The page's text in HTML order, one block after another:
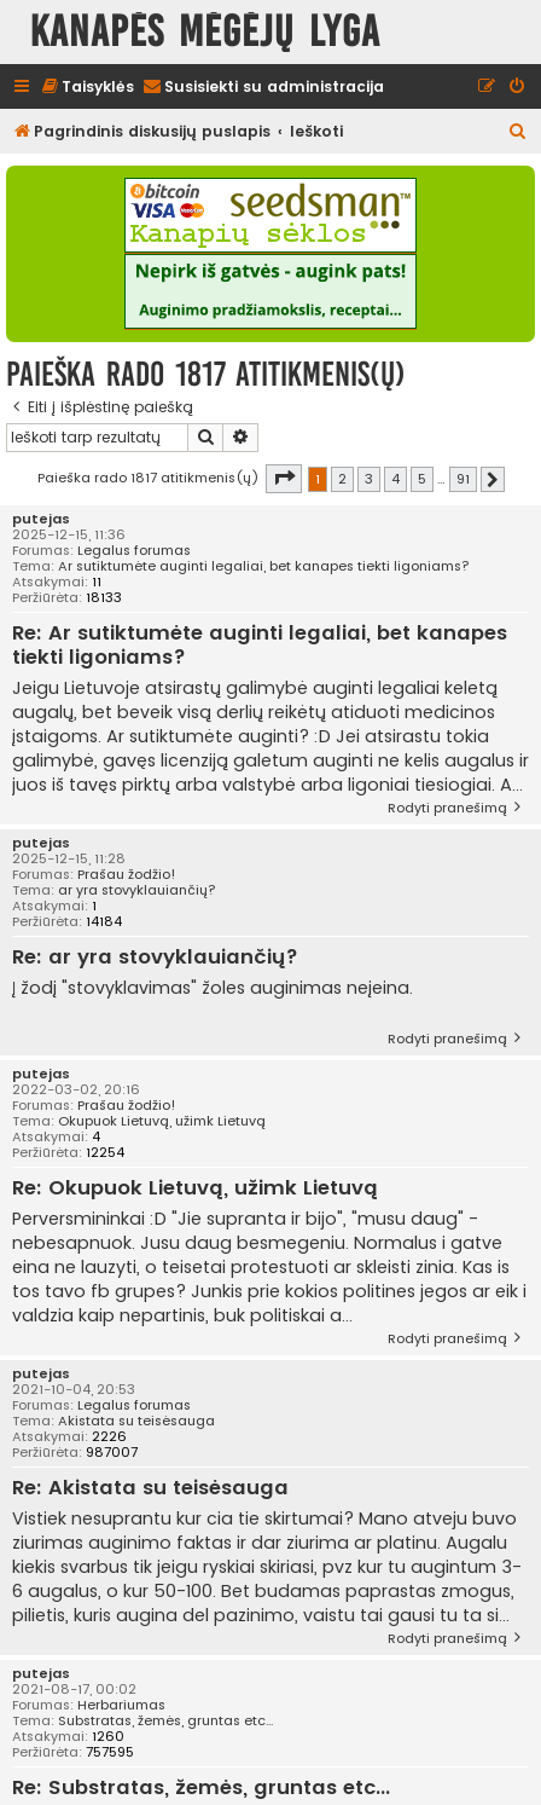
Kanapės mėgėjų lyga
Taisyklės Susisiekti su administracija
Pagrindinis diskusijų puslapis Ieškoti
e
Paieška rado 1817 atitikmenis(ų)
Eiti į išplėstinę paiešką
Ieškoti
Paieška rado 1817 atitikmenis(ų) Puslapis iš 91
1 2 3 4 5 … 91
putejas
2025-12-15, 11:36
Forumas: Legalus forumas
Tema: Ar sutiktumėte auginti legaliai, bet kanapes tiekti ligoniams?
Atsakymai: 11
Peržiūrėta: 18133
Re: Ar sutiktumėte auginti legaliai, bet kanapes
tiekti ligoniams?
Jeigu Lietuvoje atsirastų galimybė auginti legaliai keletą
augalų, bet beveik visą derlių reikėtų atiduoti medicinos
įstaigoms. Ar sutiktumėte auginti? :D Jei atsirastu tokia
galimybė, gavęs licenziją galetum auginti ne kelis augalus ir
juos iš tavęs pirktų arba valstybė arba ligoniai tiesiogiai. A...
Rodyti pranešimą
putejas
2025-12-15, 11:28
Forumas: Prašau žodžio!
Tema: ar yra stovyklauiančių?
Atsakymai: 1
Peržiūrėta: 14184
Re: ar yra stovyklauiančių?
Į žodį "stovyklavimas" žoles auginimas neįeina.
Rodyti pranešimą
putejas
2022-03-02, 20:16
Forumas: Prašau žodžio!
Tema: Okupuok Lietuvą, užimk Lietuvą
Atsakymai: 4
Peržiūrėta: 12254
Re: Okupuok Lietuvą, užimk Lietuvą
Perversmininkai :D "Jie supranta ir bijo", "musu daug" -
nebesapnuok. Jusu daug besmegeniu. Normalus i gatve
eina ne lauzyti, o teisetai protestuoti ar skleisti zinia. Kas is
tos tavo fb grupes? Junkis prie kokios politines jegos ar eik i
valdzia kaip nepartinis, buk politiskai a...
Rodyti pranešimą
putejas
2021-10-04, 20:53
Forumas: Legalus forumas
Tema: Akistata su teisėsauga
Atsakymai: 2226
Peržiūrėta: 987007
Re: Akistata su teisėsauga
Vistiek nesuprantu kur cia tie skirtumai? Mano atveju buvo
ziurimas auginimo faktas ir dar ziurima ar platinu. Augalu
kiekis svarbus tik jeigu ryskiai skiriasi, pvz kur tu augintum 3-
6 augalus, o kur 50-100. Bet budamas paprastas zmogus,
pilietis, kuris augina del pazinimo, vaistu tai gausi tu ta si...
Rodyti pranešimą
putejas
2021-08-17, 00:02
Forumas: Herbariumas
Tema: Substratas, žemės, gruntas etc...
Atsakymai: 1260
Peržiūrėta: 757595
Re: Substratas, žemės, gruntas etc...